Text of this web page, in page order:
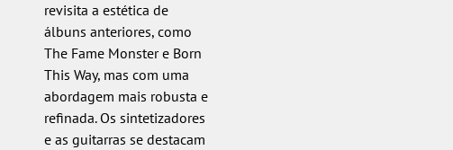
revisita a estética de
álbuns anteriores, como
The Fame Monster e Born
This Way, mas com uma
abordagem mais robusta e
refinada. Os sintetizadores
e as guitarras se destacam